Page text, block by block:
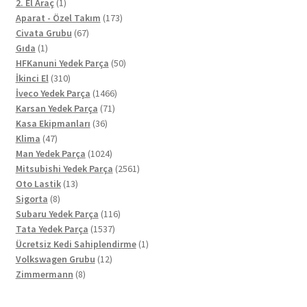
2. El Araç 1
ürün
Aparat - Özel Takım 173173
Civata Grubu 6767
Gıda 11
ürün
HFKanuni Yedek Parça 5050
İkinci El 310310
ürün
İveco Yedek Parça 14661466
ürün
Karsan Yedek Parça 7171
Kasa Ekipmanları 3636
Klima 4747
ürün
Man Yedek Parça 10241024
ürün
Mitsubishi Yedek Parça 25612561
Oto Lastik 1313
Sigorta 88
ürün
Subaru Yedek Parça 116116
Tata Yedek Parça 15371537
ürün
Ücretsiz Kedi Sahiplendirme 11
Volkswagen Grubu 1212
Zimmermann 88